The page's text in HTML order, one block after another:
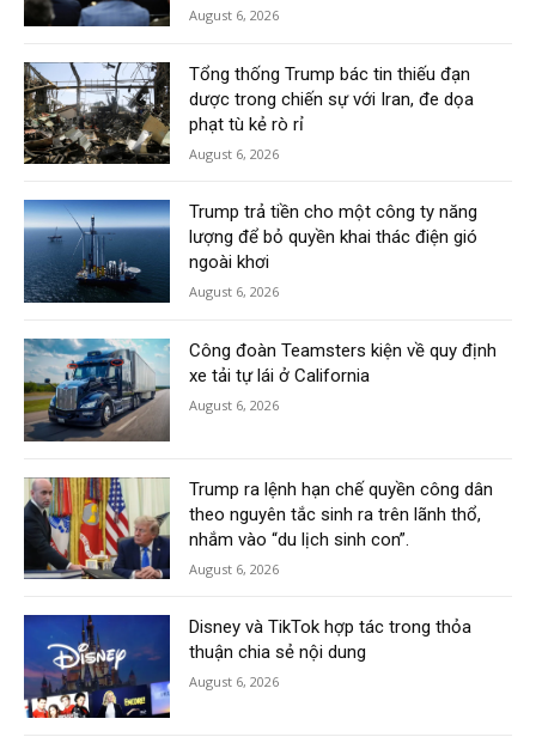
August 6, 2026
Tổng thống Trump bác tin thiếu đạn
dược trong chiến sự với Iran, đe dọa
phạt tù kẻ rò rỉ
August 6, 2026
Trump trả tiền cho một công ty năng
lượng để bỏ quyền khai thác điện gió
ngoài khơi
August 6, 2026
Công đoàn Teamsters kiện về quy định
xe tải tự lái ở California
August 6, 2026
Trump ra lệnh hạn chế quyền công dân
theo nguyên tắc sinh ra trên lãnh thổ,
nhắm vào “du lịch sinh con”.
August 6, 2026
Disney và TikTok hợp tác trong thỏa
thuận chia sẻ nội dung
August 6, 2026